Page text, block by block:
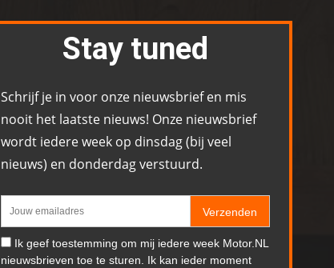
Stay tuned
Schrijf je in voor onze nieuwsbrief en mis
nooit het laatste nieuws! Onze nieuwsbrief
wordt iedere week op dinsdag (bij veel
nieuws) en donderdag verstuurd.
Verzenden
Ik geef toestemming om mij iedere week Motor.NL
nieuwsbrieven toe te sturen. Ik kan ieder moment